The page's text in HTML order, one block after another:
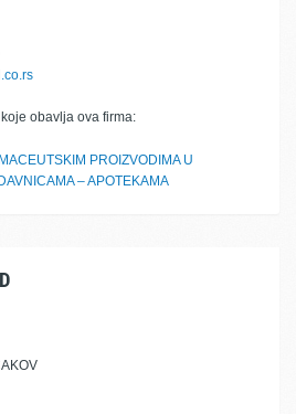
obavlja ova firma:
PROIZVODIMA U
– APOTEKAMA